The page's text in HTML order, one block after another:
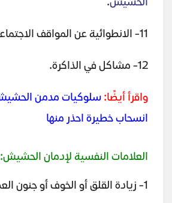
الحشيش.
11- الانطوائية عن المواقف الاجتماعية.
12- مشاكل في الذاكرة.
واقرأ أيضًا:
انسحاب خطيرة احذر منها
العلامات النفسية لإدمان الحشيش:
1- زيادة القلق أو الخوف أو جنون العظمة.